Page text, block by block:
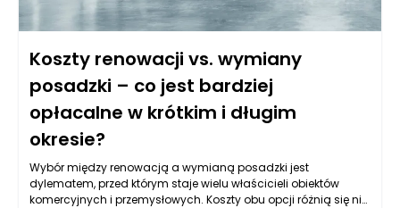
Koszty renowacji vs. wymiany
posadzki – co jest bardziej
opłacalne w krótkim i długim
okresie?
Wybór między renowacją a wymianą posadzki jest
dylematem, przed którym staje wielu właścicieli obiektów
komercyjnych i przemysłowych. Koszty obu opcji różnią się nie